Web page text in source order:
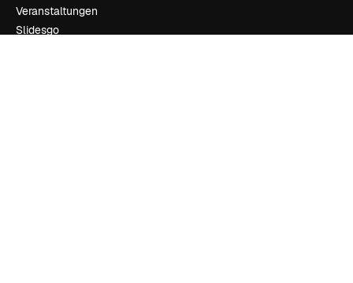
Veranstaltungen
Slidesgo